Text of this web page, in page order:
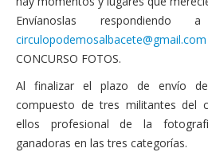
Envíanoslas
circulopodemosalbacete@gmail.com
CONCURSO FOTOS.
Al finalizar el plazo de envío
compuesto de tres militantes del
ellos profesional de la
ganadoras en las tres categorías.